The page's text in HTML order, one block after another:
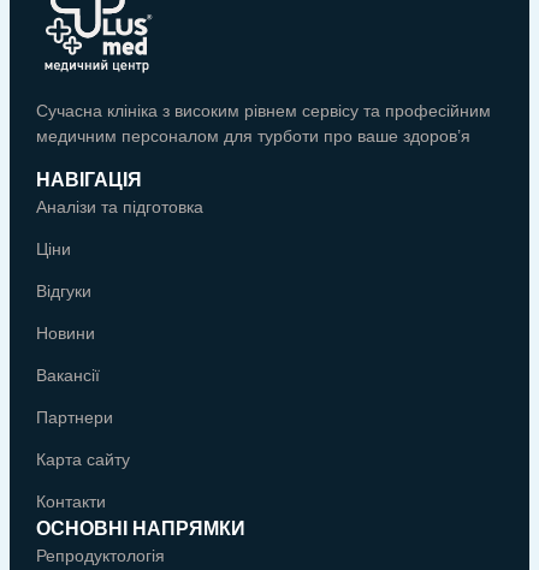
Сучасна клініка з високим рівнем сервісу та професійним
медичним персоналом для турботи про ваше здоров’я
НАВІГАЦІЯ
Аналізи та підготовка
Ціни
Відгуки
Новини
Вакансії
Партнери
Карта сайту
Контакти
ОСНОВНІ НАПРЯМКИ
Репродуктологія